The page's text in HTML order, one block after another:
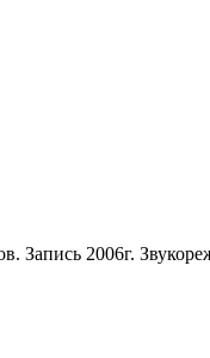
Запись 2006г.